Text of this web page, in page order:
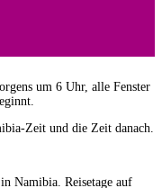
um 6 Uhr, alle Fenster
Zeit und die Zeit danach.
Namibia. Reisetage auf